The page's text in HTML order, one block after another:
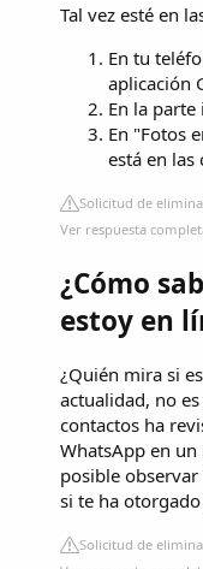
Tal vez esté en
En tu
aplicación
En la
En "Fotos
está en las
Solicitud de
Ver respuesta
¿Cómo
estoy en
¿Quién mira si
actualidad, no
contactos ha
WhatsApp en
posible
si te ha
Solicitud de